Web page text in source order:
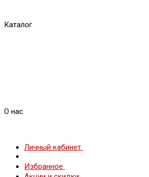
Каталог
О нас
Личный кабинет
Избранное